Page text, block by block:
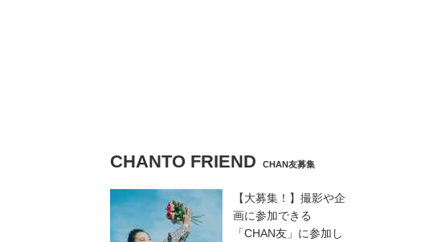
CHANTO FRIEND CHAN友募集
【大募集！】撮影や企
画に参加できる
「CHAN友」に参加し